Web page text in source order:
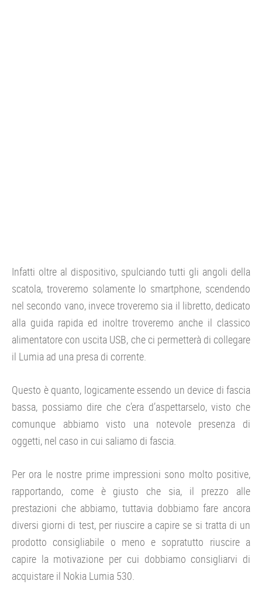
Infatti oltre al dispositivo, spulciando tutti gli angoli della
scatola, troveremo solamente lo smartphone, scendendo
nel secondo vano, invece troveremo sia il libretto, dedicato
alla guida rapida ed inoltre troveremo anche il classico
alimentatore con uscita USB, che ci permetterà di collegare
il Lumia ad una presa di corrente.
Questo è quanto, logicamente essendo un device di fascia
bassa, possiamo dire che c’era d’aspettarselo, visto che
comunque abbiamo visto una notevole presenza di
oggetti, nel caso in cui saliamo di fascia.
Per ora le nostre prime impressioni sono molto positive,
rapportando, come è giusto che sia, il prezzo alle
prestazioni che abbiamo, tuttavia dobbiamo fare ancora
diversi giorni di test, per riuscire a capire se si tratta di un
prodotto consigliabile o meno e sopratutto riuscire a
capire la motivazione per cui dobbiamo consigliarvi di
acquistare il Nokia Lumia 530.